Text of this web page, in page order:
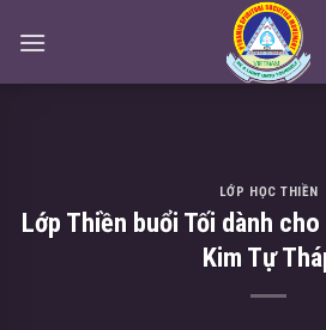
LỚP HỌC THIỀN
Lớp Thiền buổi Tối dành
Kim Tự